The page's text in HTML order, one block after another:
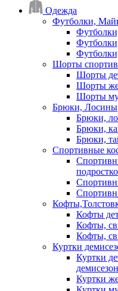
Одежда
Футболки,
Шорты
Шорты
Шорты
Шорты
Брюки, Лосины
Брюки,
Брюки,
Брюки,
Спортивные
Кофты
Кофты,
Кофты,
Куртки
Куртки
Куртки